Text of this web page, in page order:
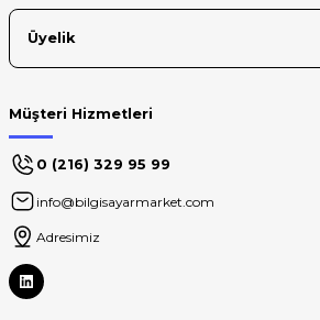
Üyelik
Müşteri Hizmetleri
0 (216) 329 95 99
info@bilgisayarmarket.com
Adresimiz